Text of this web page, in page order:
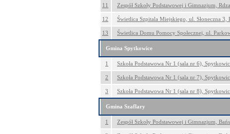
11 Zespół Szkoły Podstawowej i Gimnazjum,
12 Świetlica Szpitala Miejskiego, ul. Słoneczna 3,
13 Świetlica Domu Pomocy Społecznej, ul.
Gmina Spytkowice
1 Szkoła Podstawowa Nr 1 (sala nr 6),
2 Szkoła Podstawowa Nr 1 (sala nr 7),
3 Szkoła Podstawowa Nr 1 (sala nr 8),
Gmina Szaflary
1 Zespół Szkoły Podstawowej i Gimnazjum,